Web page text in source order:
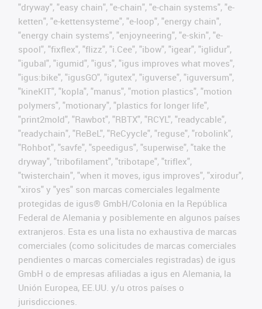
"dryway", "easy chain", "e-chain", "e-chain systems", "e-
ketten", "e-kettensysteme", "e-loop", "energy chain",
"energy chain systems", "enjoyneering", "e-skin", "e-
spool", "fixflex", "flizz", "i.Cee", "ibow", "igear", "iglidur",
"igubal", "igumid", "igus", "igus improves what moves",
"igus:bike", "igusGO", "igutex", "iguverse", "iguversum",
"kineKIT", "kopla", "manus", "motion plastics", "motion
polymers", "motionary", "plastics for longer life",
"print2mold", "Rawbot", "RBTX", "RCYL", "readycable",
"readychain", "ReBeL", "ReCyycle", "reguse", "robolink",
"Rohbot", "savfe", "speedigus", "superwise", "take the
dryway", "tribofilament", "tribotape", "triflex",
"twisterchain", "when it moves, igus improves", "xirodur",
"xiros" y "yes" son marcas comerciales legalmente
protegidas de igus® GmbH/Colonia en la República
Federal de Alemania y posiblemente en algunos países
extranjeros. Esta es una lista no exhaustiva de marcas
comerciales (como solicitudes de marcas comerciales
pendientes o marcas comerciales registradas) de igus
GmbH o de empresas afiliadas a igus en Alemania, la
Unión Europea, EE.UU. y/u otros países o
jurisdicciones.